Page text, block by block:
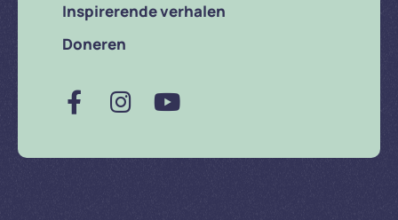
Inspirerende verhalen
Doneren